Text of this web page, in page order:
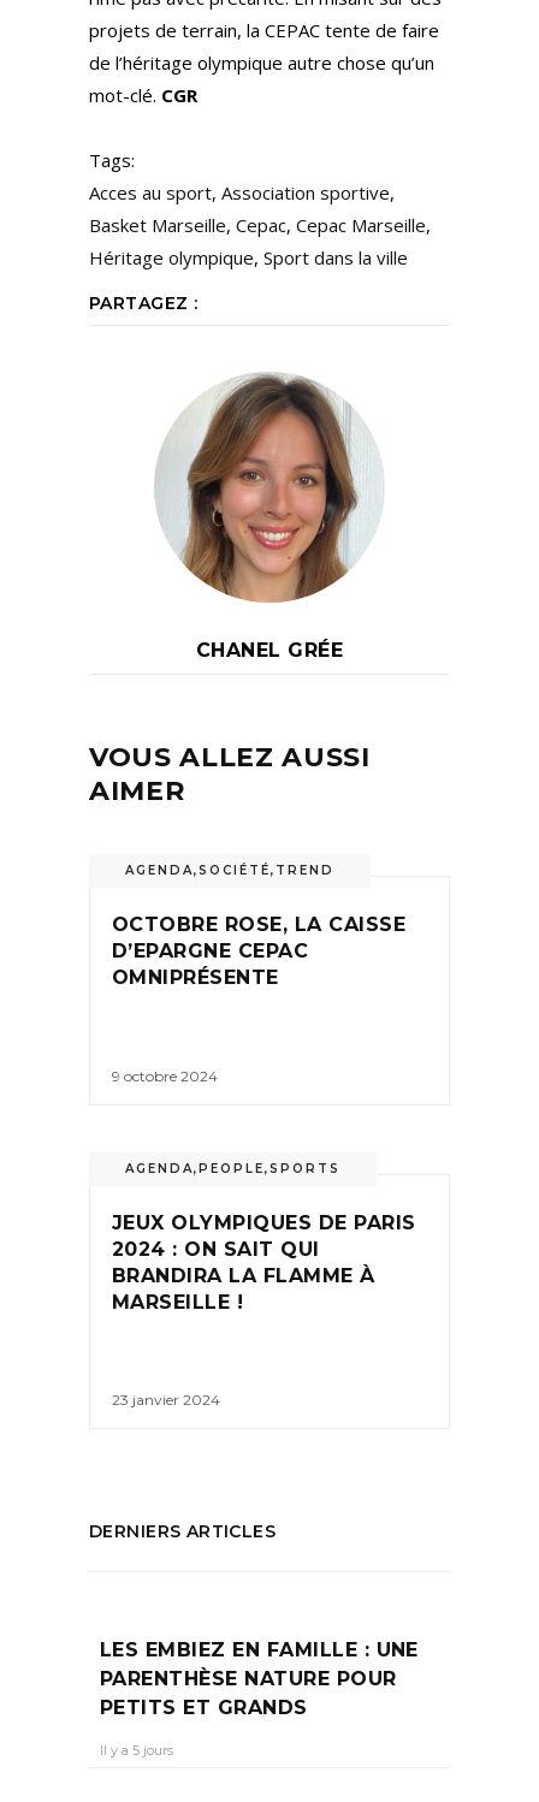
projets de terrain, la CEPAC tente de faire
de l’héritage olympique autre chose qu’un
mot-clé. CGR
Tags:
Acces au sport, Association sportive,
Basket Marseille, Cepac, Cepac Marseille,
Héritage olympique, Sport dans la ville
PARTAGEZ :
CHANEL GRÉE
VOUS ALLEZ AUSSI
AIMER
AGENDA,SOCIÉTÉ, TREND
OCTOBRE ROSE, LA CAISSE
D’EPARGNE CEPAC
OMNIPRÉSENTE
9 octobre 2024
AGENDA,PEOPLE,SPORTS
JEUX OLYMPIQUES DE PARIS
2024 : ON SAIT QUI
BRANDIRA LA FLAMME À
MARSEILLE !
23 janvier 2024
DERNIERS ARTICLES
LES EMBIEZ EN FAMILLE : UNE
PARENTHÈSE NATURE POUR
PETITS ET GRANDS
Il y a 5 jours